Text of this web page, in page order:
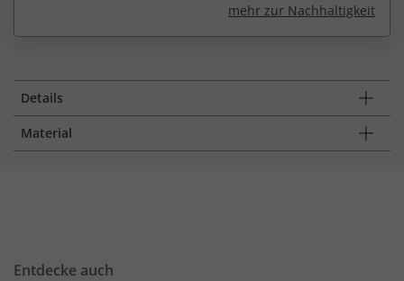
mehr zur Nachhaltigkeit
Details
Material
Entdecke auch